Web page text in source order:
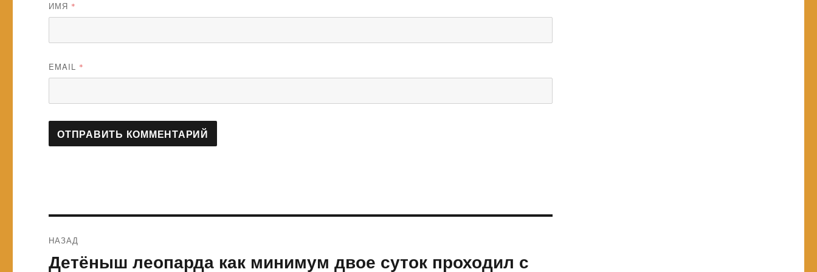
ИМЯ *
EMAIL *
по
НАЗАД
Предыдущая
Детёныш леопарда как минимум двое суток проходил с